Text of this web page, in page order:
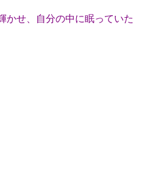
かせ、自分の中に眠っていた